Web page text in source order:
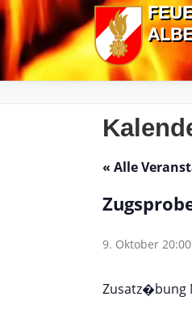
Zum
Inhalt
springen
« Alle
9. Oktober 20:00
Zusatz�bung